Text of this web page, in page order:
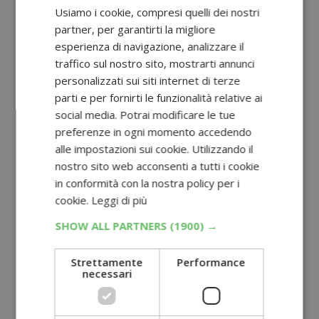
De Rica Doppio Concentrato di
Datterino– tubetto –€1,80
Datterini italiani 100%, ideali per crostini
o sughi.
La Molisana con Farina di Lupini–
confezione da 400 g (penne, spaghetti o
fusilli) –€2,49
Pasta ad alto contenuto proteico, 100%
grano italiano.
Cerreto Bio Mais per Pop Corn Bio
Mais biologico croccante e naturale,
pronto in pochi minuti.
Prodotto Plus a sorpresa (solo per
Usiamo i cookie, compresi quelli dei nostri
partner, per garantirti la migliore
esperienza di navigazione, analizzare il
traffico sul nostro sito, mostrarti annunci
personalizzati sui siti internet di terze
parti e per fornirti le funzionalità relative ai
social media. Potrai modificare le tue
preferenze in ogni momento accedendo
alle impostazioni sui cookie. Utilizzando il
nostro sito web acconsenti a tutti i cookie
in conformità con la nostra policy per i
cookie. Leggi di più
SHOW ALL PARTNERS (1900) →
Strettamente
necessari
Performance